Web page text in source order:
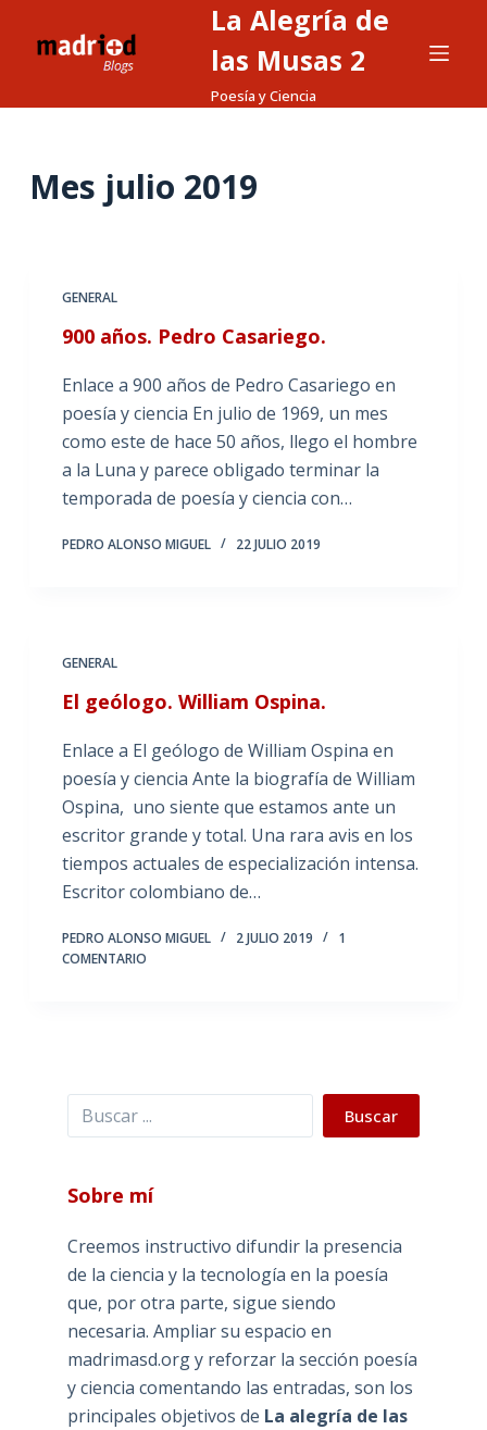
t
La Alegría de
las Musas 2
Poesía y Ciencia
Mes julio 2019
GENERAL
900 años. Pedro Casariego.
Enlace a 900 años de Pedro Casariego en
poesía y ciencia En julio de 1969, un mes
como este de hace 50 años, llego el hombre
a la Luna y parece obligado terminar la
temporada de poesía y ciencia con…
PEDRO ALONSO MIGUEL 22 JULIO 2019
GENERAL
El geólogo. William Ospina.
Enlace a El geólogo de William Ospina en
poesía y ciencia Ante la biografía de William
Ospina, uno siente que estamos ante un
escritor grande y total. Una rara avis en los
tiempos actuales de especialización intensa.
Escritor colombiano de…
PEDRO ALONSO MIGUEL 2 JULIO 2019
1
COMENTARIO
Buscar Buscar
Sobre mí
Creemos instructivo difundir la presencia
de la ciencia y la tecnología en la poesía
que, por otra parte, sigue siendo
necesaria. Ampliar su espacio en
madrimasd.org y reforzar la sección poesía
y ciencia comentando las entradas, son los
principales objetivos de La alegría de las